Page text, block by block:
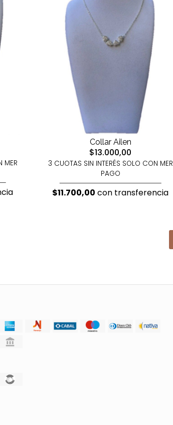
MER
Collar Ailen
$13.000,00
3 CUOTAS SIN INTERÉS SOLO CON MER
PAGO
$11.700,00 con transferencia